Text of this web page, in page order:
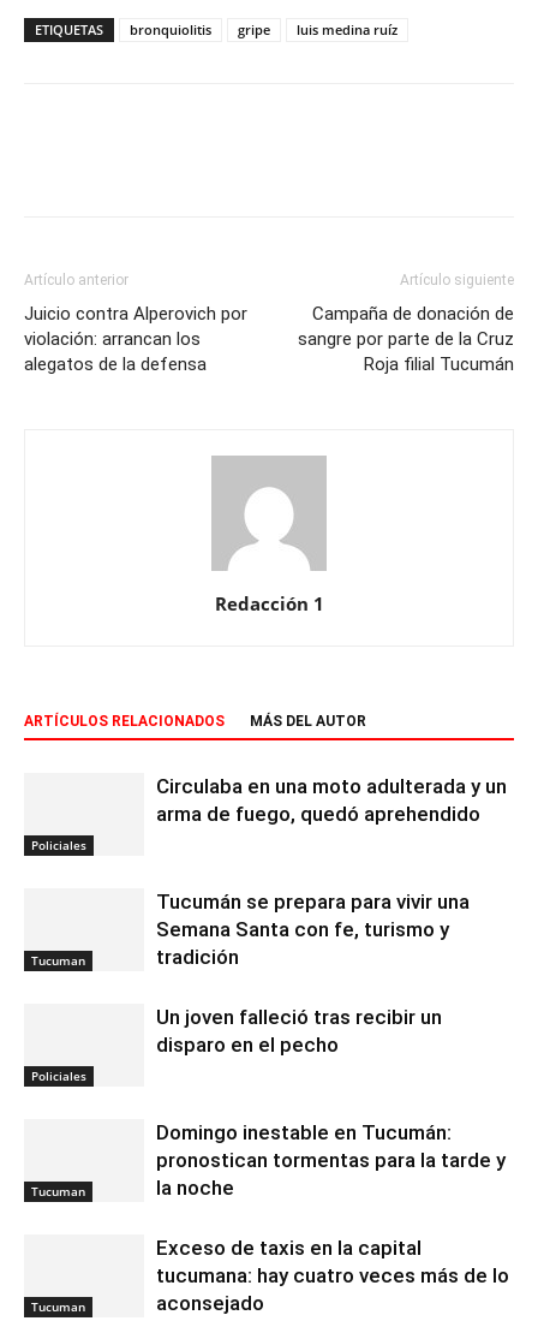
ETIQUETAS bronquiolitis gripe luis medina ruíz
Artículo anterior
Juicio contra Alperovich por
violación: arrancan los
alegatos de la defensa
Artículo siguiente
Campaña de donación de
sangre por parte de la Cruz
Roja filial Tucumán
Redacción 1
ARTÍCULOS RELACIONADOS MÁS DEL AUTOR
Policiales
Circulaba en una moto adulterada y un
arma de fuego, quedó aprehendido
Tucuman
Tucumán se prepara para vivir una
Semana Santa con fe, turismo y
tradición
Policiales
Un joven falleció tras recibir un
disparo en el pecho
Tucuman
Domingo inestable en Tucumán:
pronostican tormentas para la tarde y
la noche
Tucuman
Exceso de taxis en la capital
tucumana: hay cuatro veces más de lo
aconsejado